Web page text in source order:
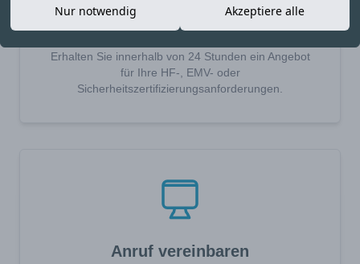
Angebot anfordern
Erhalten Sie innerhalb von 24 Stunden ein Angebot
für Ihre HF-, EMV- oder
Sicherheitszertifizierungsanforderungen.
Anruf vereinbaren
Nur notwendig Akzeptiere alle